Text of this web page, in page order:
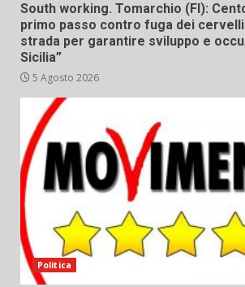
South working. Tomarchio (FI):
primo passo contro fuga dei
strada per garantire sviluppo e
Sicilia”
5 Agosto 2026
Politica